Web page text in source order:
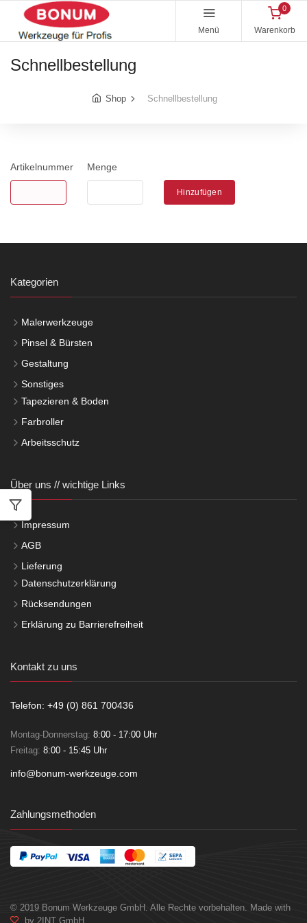
Menü
0
Warenkorb
Schnellbestellung
Shop Schnellbestellung
Artikelnummer Menge
Hinzufügen
Kategorien
Malerwerkzeuge
Pinsel & Bürsten
Gestaltung
Sonstiges
Tapezieren & Boden
Farbroller
Arbeitsschutz
Über uns // wichtige Links
Impressum
AGB
Lieferung
Datenschutzerklärung
Rücksendungen
Erklärung zu Barrierefreiheit
Kontakt zu uns
Telefon: +49 (0) 861 700436
Montag-Donnerstag: 8:00 - 17:00 Uhr
Freitag: 8:00 - 15:45 Uhr
info@bonum-werkzeuge.com
Zahlungsmethoden
© 2019 Bonum Werkzeuge GmbH. Alle Rechte vorbehalten. Made with
by 2INT GmbH